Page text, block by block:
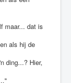
maar... dat is
als hij de
ding...? Hier,